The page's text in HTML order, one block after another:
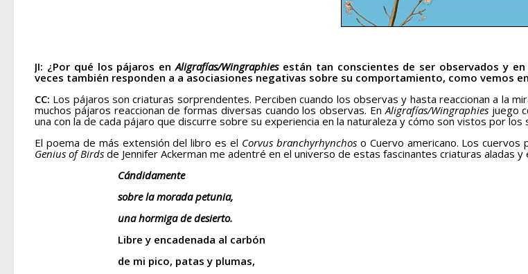
JI: ¿Por qué los pájaros enAligrafías/Wingraphiesestán tan conscientes de ser observados y
veces también responden a a asociasiones negativas sobre su comportamiento, como vemos
CC: Los pájaros son criaturas sorprendentes. Perciben cuando los observas y hasta reaccionan a la
muchos pájaros reaccionan de formas diversas cuando los observas. En Aligrafías/Wingraphiesjuego
una con la de cada pájaro que discurre sobre su experiencia en la naturaleza y cómo son vistos por los
El poema de más extensión del libro es el Corvus branchyrhynchos o Cuervo americano. Los cuervos
Genius of Birds de Jennifer Ackerman me adentré en el universo de estas fascinantes criaturas aladas
Cándidamente
sobre la morada petunia,
una hormiga de desierto.
Libre y encadenada al carbón
de mi pico, patas y plumas,